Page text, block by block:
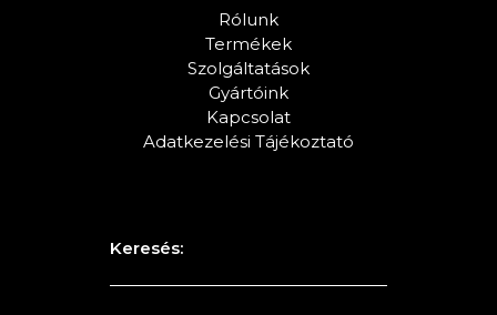
Rólunk
Termékek
Szolgáltatások
Gyártóink
Kapcsolat
Adatkezelési Tájékoztató
Keresés: